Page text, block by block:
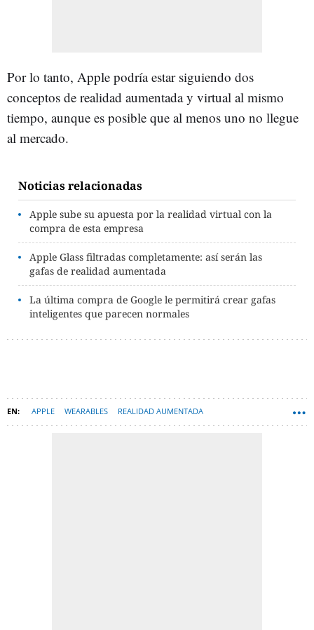
Por lo tanto, Apple podría estar siguiendo dos
conceptos de realidad aumentada y virtual al mismo
tiempo, aunque es posible que al menos uno no llegue
al mercado.
Noticias relacionadas
Apple sube su apuesta por la realidad virtual con la
compra de esta empresa
Apple Glass filtradas completamente: así serán las
gafas de realidad aumentada
La última compra de Google le permitirá crear gafas
inteligentes que parecen normales
APPLE WEARABLES REALIDAD AUMENTADA